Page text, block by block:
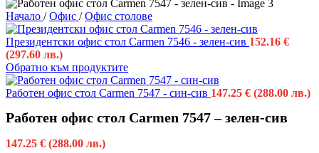
Начало / Офис / Офис столове
Президентски офис стол Carmen 7546 - зелен-сив 152.16 €
(297.60 лв.)
Обратно към продуктите
Работен офис стол Carmen 7547 - син-сив 147.25 € (288.00 лв.)
Работен офис стол Carmen 7547 – зелен-сив
147.25 € (288.00 лв.)